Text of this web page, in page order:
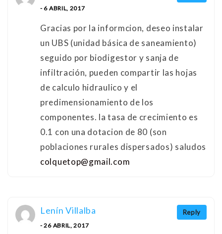
- 6 ABRIL, 2017
Gracias por la informcion, deseo instalar
un UBS (unidad básica de saneamiento)
seguido por biodigestor y sanja de
infiltración, pueden compartir las hojas
de calculo hidraulico y el
predimensionamiento de los
componentes. la tasa de crecimiento es
0.1 con una dotacion de 80 (son
poblaciones rurales dispersados) saludos
colquetop@gmail.com
Reply
Lenín Villalba
- 26 ABRIL, 2017